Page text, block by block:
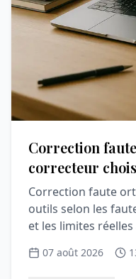
Correction
correcteur
Correction faute
outils selon les
et les limites
07 août 2026